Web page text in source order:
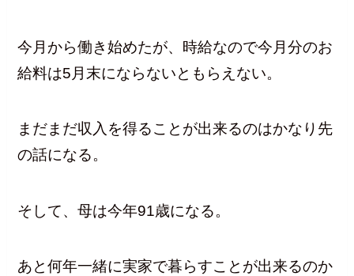
今月から働き始めたが、時給なので今月分のお
給料は5月末にならないともらえない。
まだまだ収入を得ることが出来るのはかなり先
の話になる。
そして、母は今年91歳になる。
あと何年一緒に実家で暮らすことが出来るのか